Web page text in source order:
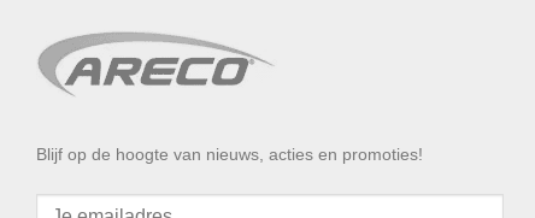
Blijf op de hoogte van nieuws, acties en promoties!